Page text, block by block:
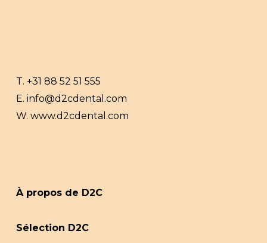
T. +31 88 52 51 555
E. info@d2cdental.com
W. www.d2cdental.com
À propos de D2C
Sélection D2C